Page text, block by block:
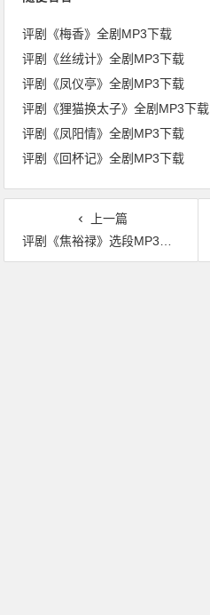
评剧《梅香》全剧MP3下载
评剧《丝绒计》全剧MP3下载
评剧《凤仪亭》全剧MP3下载
评剧《狸猫换太子》全剧MP3下载
评剧《凤阳情》全剧MP3下载
评剧《回杯记》全剧MP3下载
上一篇
评剧《焦裕禄》选段MP3：老百姓心里有杆秤下载